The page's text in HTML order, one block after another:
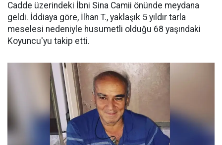
Cadde üzerindeki İbni Sina Camii önünde meydana
geldi. İddiaya göre, İlhan T., yaklaşık 5 yıldır tarla
meselesi nedeniyle husumetli olduğu 68 yaşındaki
Koyuncu'yu takip etti.